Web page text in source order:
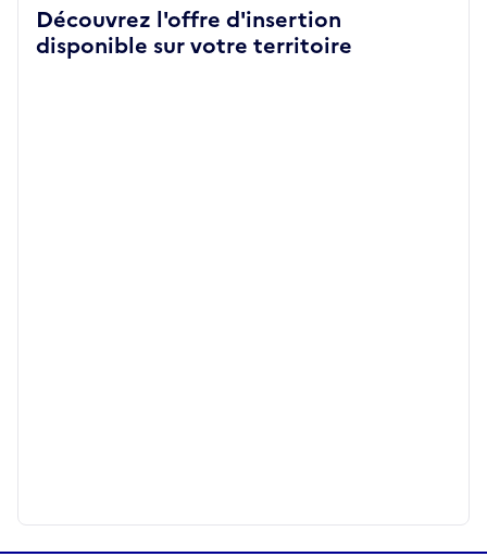
Découvrez l'offre d'insertion
disponible sur votre territoire